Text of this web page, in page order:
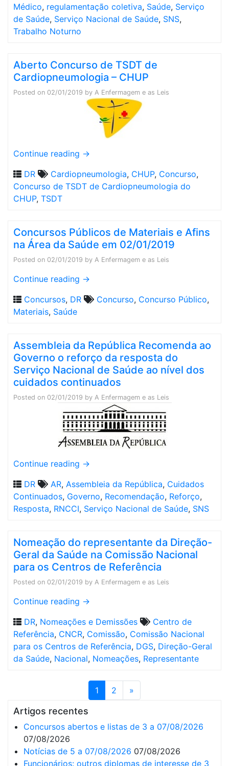
Médico, regulamentação coletiva, Saúde, Serviço
de Saúde, Serviço Nacional de Saúde, SNS,
Trabalho Noturno
Aberto Concurso de TSDT de
Cardiopneumologia – CHUP
Posted on 02/01/2019 by A Enfermagem e as Leis
Continue reading →
DR
Cardiopneumologia, CHUP, Concurso,
Concurso de TSDT de Cardiopneumologia do
CHUP, TSDT
Concursos Públicos de Materiais e Afins
na Área da Saúde em 02/01/2019
Posted on 02/01/2019 by A Enfermagem e as Leis
Continue reading →
Concursos, DR Concurso, Concurso Público,
Materiais, Saúde
Assembleia da República Recomenda ao
Governo o reforço da resposta do
Serviço Nacional de Saúde ao nível dos
cuidados continuados
Posted on 02/01/2019 by A Enfermagem e as Leis
Continue reading →
DR
AR, Assembleia da República, Cuidados
Continuados, Governo, Recomendação, Reforço,
Resposta, RNCCI, Serviço Nacional de Saúde, SNS
Nomeação do representante da Direção-
Geral da Saúde na Comissão Nacional
para os Centros de Referência
Posted on 02/01/2019 by A Enfermagem e as Leis
Continue reading →
DR, Nomeações e Demissões
Centro de
Referência, CNCR, Comissão, Comissão Nacional
para os Centros de Referência, DGS, Direção-Geral
da Saúde, Nacional, Nomeações, Representante
1 2 »
Artigos recentes
Concursos abertos e listas de 3 a 07/08/2026
07/08/2026
Notícias de 5 a 07/08/2026 07/08/2026
Funcionários: outros diplomas de interesse de 3